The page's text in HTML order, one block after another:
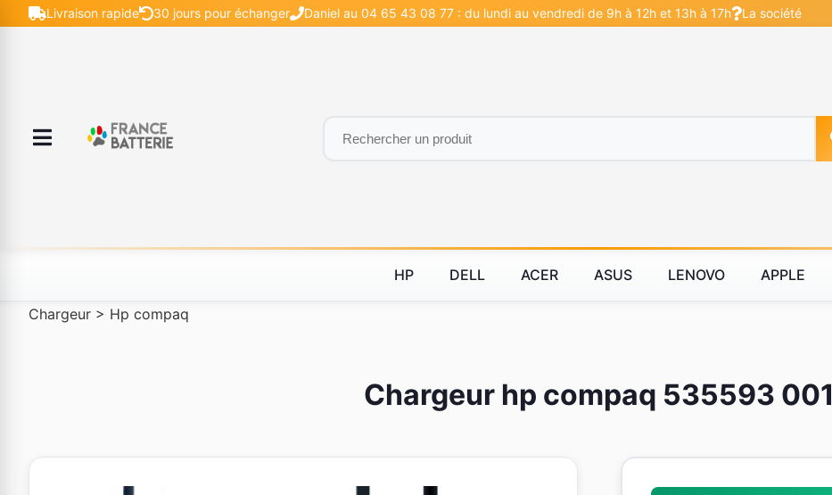
Livraison rapide 30 jours pour échanger Daniel au 04 65 43 08 77 : du lundi au vendredi de 9h à 12h et 13h à 17h La société
HP DELL ACER ASUS LENOVO APPLE
Chargeur > Hp compaq
Chargeur hp compaq 535593 001